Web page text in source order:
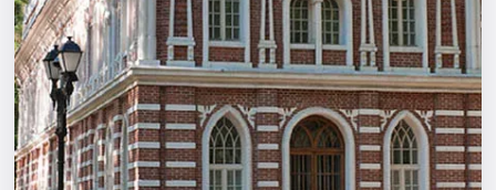
Города
Площадки
Артисты